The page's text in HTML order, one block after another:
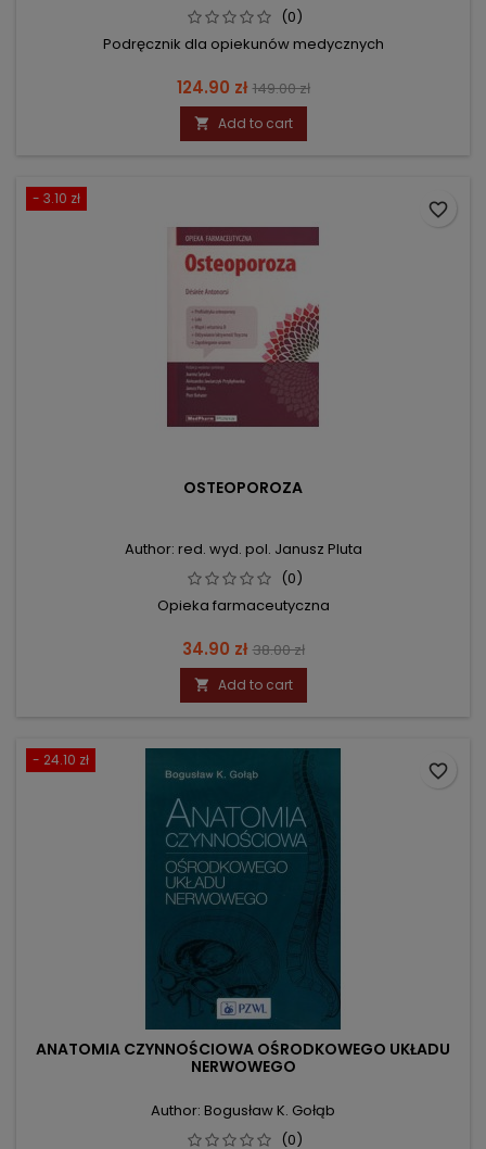
(0)
Podręcznik dla opiekunów medycznych
Price
124.90 zł Regular
price
149.00 zł
 Add to cart
- 3.10 zł
OSTEOPOROZA
Author: red. wyd. pol. Janusz Pluta
(0)
Opieka farmaceutyczna
Price
34.90 zł Regular
price
38.00 zł
 Add to cart
favorite_border
- 24.10 zł
ANATOMIA CZYNNOŚCIOWA OŚRODKOWEGO UKŁADU
NERWOWEGO
Author: Bogusław K. Gołąb
(0)
favorite_border